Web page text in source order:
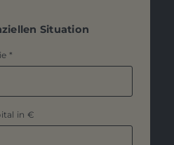
Situation
*
in €